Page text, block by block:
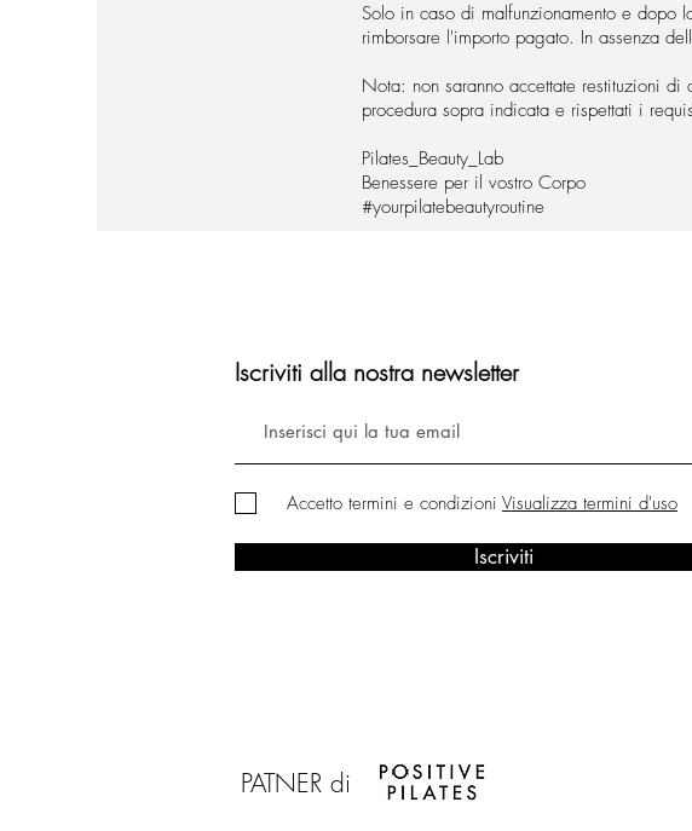
Solo in caso di malfunzionamento e dopo
rimborsare l'importo pagato. In assenza
Nota: non saranno accettate restituzioni
procedura sopra indicata e rispettati i
Pilates_Beauty_Lab
Benessere per il vostro Corpo​
#yourpilatebeautyroutine
Iscriviti alla nostra newsletter
Accetto termini e condizioni Visualizza termini d'uso
Iscriviti
PATNER di